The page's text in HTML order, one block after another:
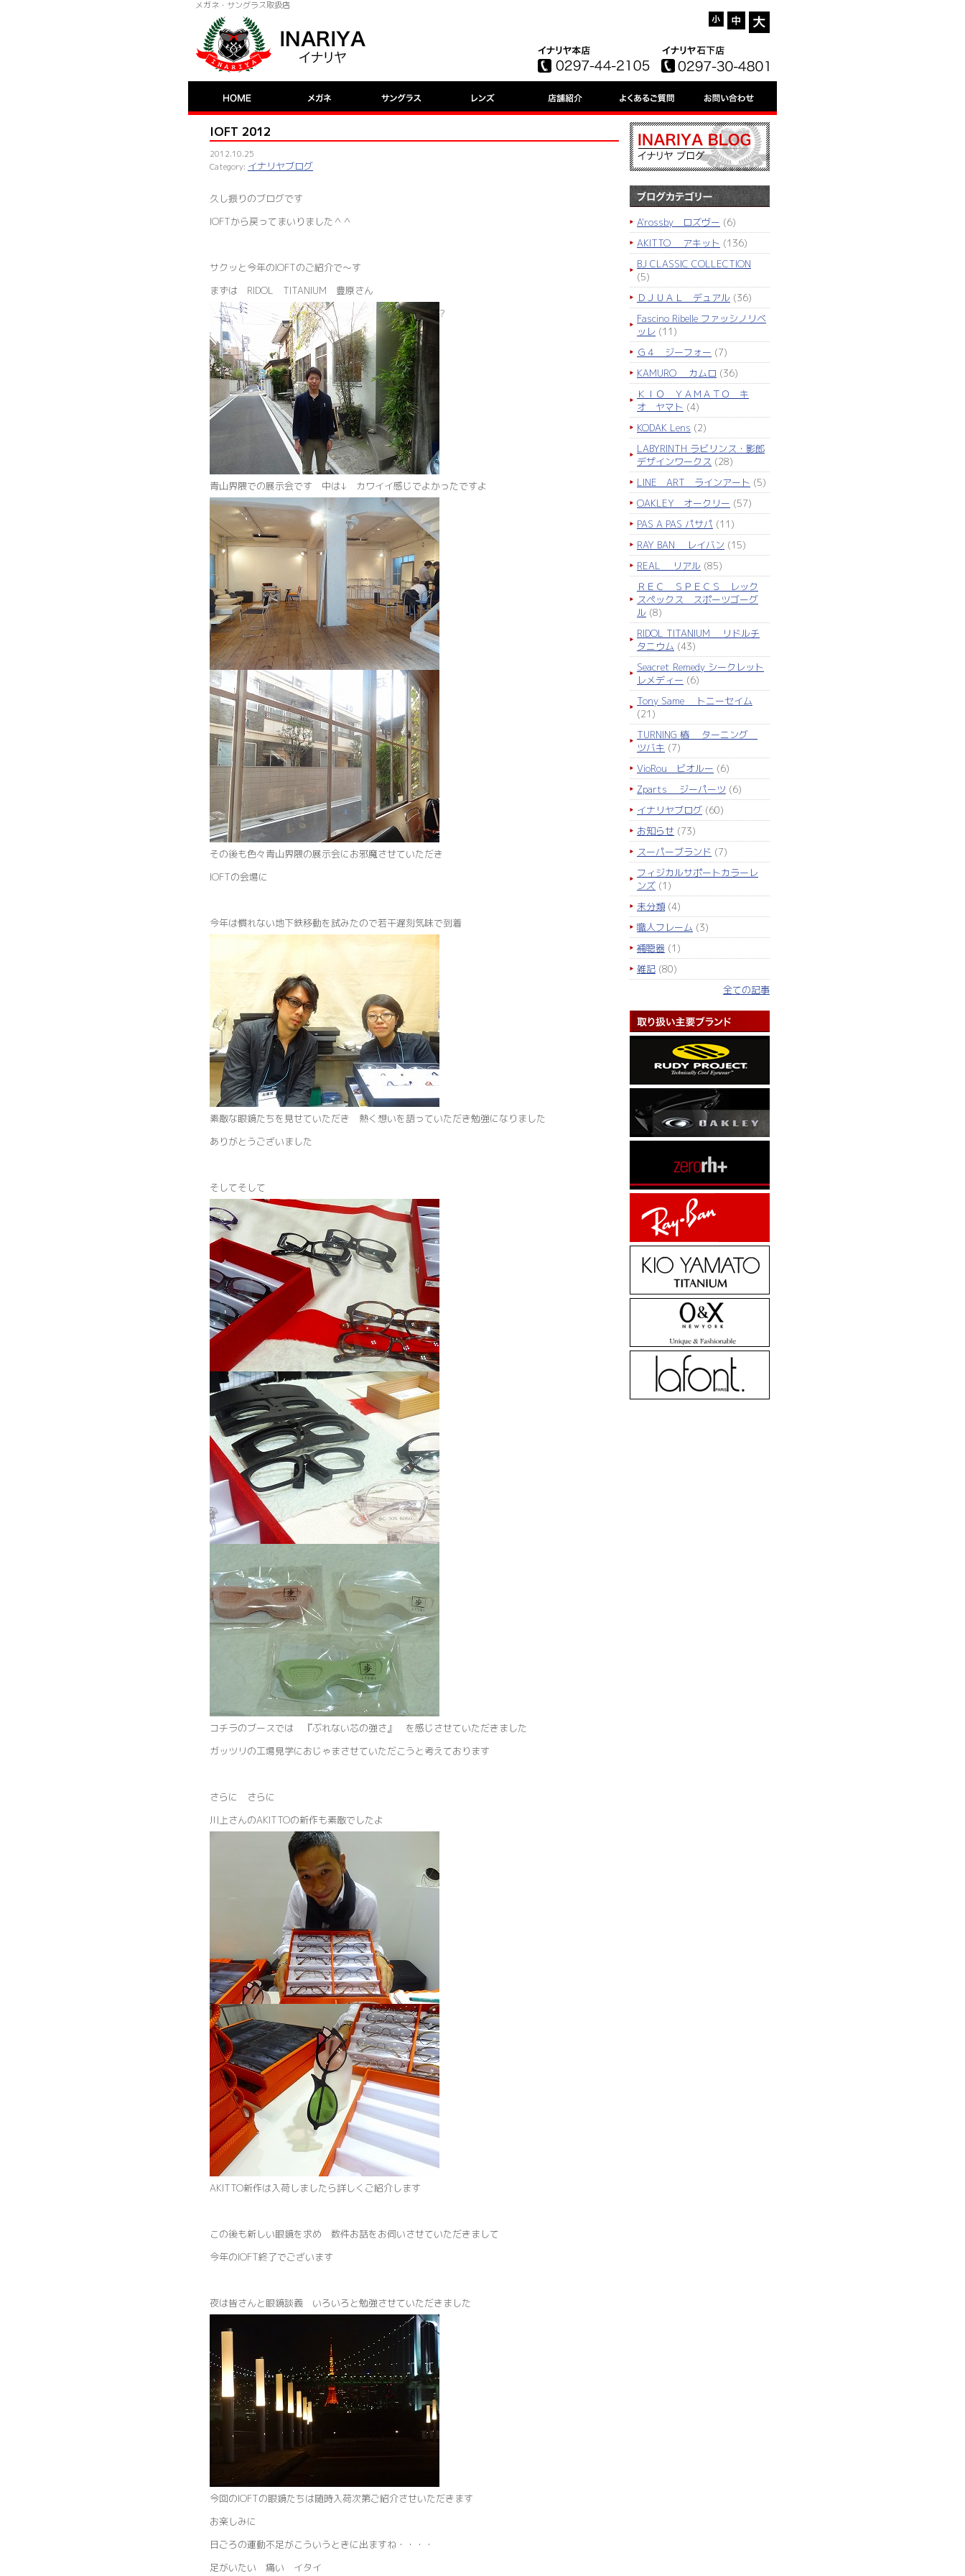
メガネ・サングラス取扱店
IOFT 2012
2012.10.25
イナリヤブログ
久し振りのブログです
IOFTから戻ってまいりました＾＾
サクッと今年のIOFTのご紹介で～す
まずは RIDOL TITANIUM 豊原さん
?
青山界隈での展示会です 中は↓ カワイイ感じでよかったですよ
その後も色々青山界隈の展示会にお邪魔させていただき
IOFTの会場に
今年は慣れない地下鉄移動を試みたので若干遅刻気味で到着
素敵な眼鏡たちを見せていただき 熱く想いを語っていただき勉強になりました
ありがとうございました
そしてそして
コチラのブースでは 『ぶれない芯の強さ』 を感じさせていただきました
ガッツリの工場見学におじゃまさせていただこうと考えております
さらに さらに
川上さんのAKITTOの新作も素敵でしたよ
AKITTO新作は入荷しましたら詳しくご紹介します
この後も新しい眼鏡を求め 数件お話をお伺いさせていただきまして
今年のIOFT終了でございます
夜は皆さんと眼鏡談義 いろいろと勉強させていただきました
今回のIOFTの眼鏡たちは随時入荷次第ご紹介させいただきます
お楽しみに
日ごろの運動不足がこういうときに出ますね・・・・
足がいたい 痛い イタイ
A'rossby ロズヴー (6)
AKITTO アキット (136)
BJ CLASSIC COLLECTION
(5)
ＤＪＵＡＬ デュアル (36)
Fascino Ribelle ファッシノリベ
ッレ (11)
Ｇ４ ジーフォー (7)
KAMURO カムロ (36)
ＫＩＯ ＹＡＭＡＴＯ キ
オ ヤマト (4)
KODAK Lens (2)
LABYRINTH ラビリンス・影郎
デザインワークス (28)
LINE ART ラインアート (5)
OAKLEY オークリー (57)
PAS A PAS パサパ (11)
RAY BAN レイバン (15)
REAL リアル (85)
ＲＥＣ ＳＰＥＣＳ レック
スペックス スポーツゴーグ
ル (8)
RIDOL TITANIUM リドルチ
タニウム (43)
Seacret Remedy シークレット
レメディー (6)
Tony Same トニーセイム
(21)
TURNING 椿 ターニング
ツバキ (7)
VioRou ビオルー (6)
Zparts ジーパーツ (6)
イナリヤブログ (60)
お知らせ (73)
スーパーブランド (7)
フィジカルサポートカラーレ
ンズ (1)
未分類 (4)
職人フレーム (3)
補聴器 (1)
雑記 (80)
全ての記事